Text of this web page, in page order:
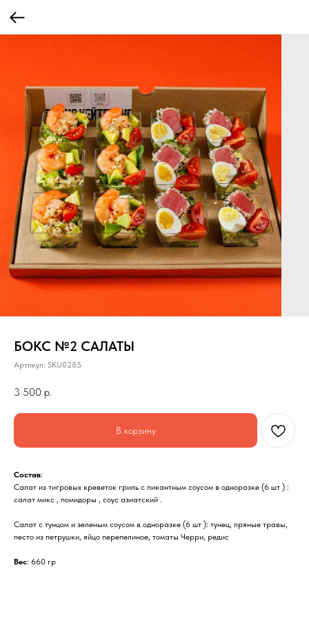
БОКС №2 САЛАТЫ
Артикул: SKU0285
3 500 р.
В корзину
Состав:
Салат из тигровых креветок гриль с пикантным соусом в одноразке (6 шт ) :
салат микс , помидоры , соус азиатский .
Салат с тунцом и зеленым соусом в одноразке (6 шт ): тунец, пряные травы,
песто из петрушки, яйцо перепелиное, томаты Черри, редис
Вес: 660 гр